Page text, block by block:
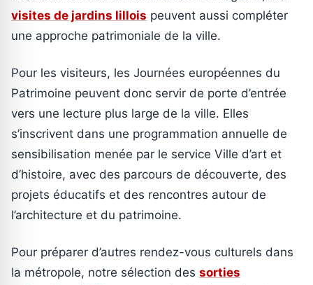
visites de jardins lillois peuvent aussi compléter
une approche patrimoniale de la ville.
Pour les visiteurs, les Journées européennes du
Patrimoine peuvent donc servir de porte d’entrée
vers une lecture plus large de la ville. Elles
s’inscrivent dans une programmation annuelle de
sensibilisation menée par le service Ville d’art et
d’histoire, avec des parcours de découverte, des
projets éducatifs et des rencontres autour de
l’architecture et du patrimoine.
Pour préparer d’autres rendez-vous culturels dans
la métropole, notre sélection des sorties